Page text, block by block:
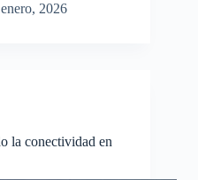
2026
la conectividad en